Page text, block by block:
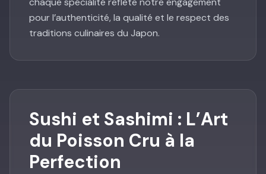
pour l’authenticité, la qualité et le respect des
traditions culinaires du Japon.
Sushi et Sashimi : L’Art
du Poisson Cru à la
Perfection